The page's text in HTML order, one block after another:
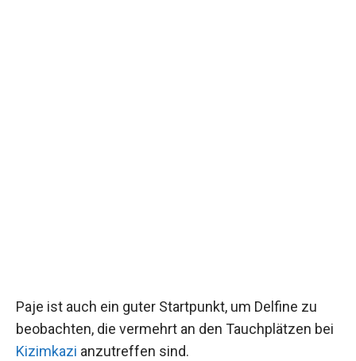
Paje ist auch ein guter Startpunkt, um Delfine zu
beobachten, die vermehrt an den Tauchplätzen bei
Kizimkazi anzutreffen sind.